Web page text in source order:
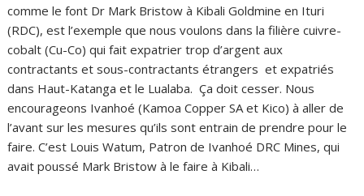
comme le font Dr Mark Bristow à Kibali Goldmine en Ituri
(RDC), est l’exemple que nous voulons dans la filière cuivre-
cobalt (Cu-Co) qui fait expatrier trop d’argent aux
contractants et sous-contractants étrangers et expatriés
dans Haut-Katanga et le Lualaba. Ça doit cesser. Nous
encourageons Ivanhoé (Kamoa Copper SA et Kico) à aller de
l’avant sur les mesures qu’ils sont entrain de prendre pour le
faire. C’est Louis Watum, Patron de Ivanhoé DRC Mines, qui
avait poussé Mark Bristow à le faire à Kibali…